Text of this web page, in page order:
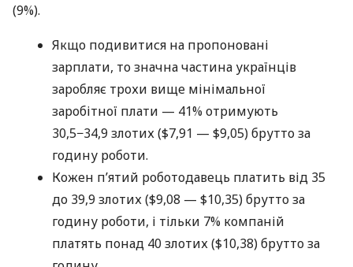
(9%).
Якщо подивитися на пропоновані
зарплати, то значна частина українців
заробляє трохи вище мінімальної
заробітної плати — 41% отримують
30,5−34,9 злотих ($7,91 — $9,05) брутто за
годину роботи.
Кожен п’ятий роботодавець платить від 35
до 39,9 злотих ($9,08 — $10,35) брутто за
годину роботи, і тільки 7% компаній
платять понад 40 злотих ($10,38) брутто за